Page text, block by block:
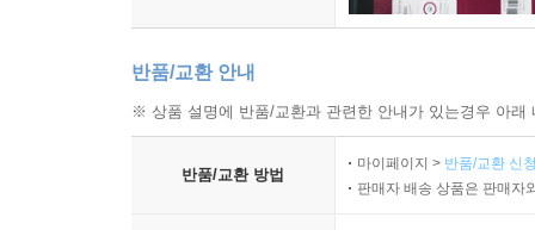
반품/교환 안내
※ 상품 설명에 반품/교환과 관련한 안내가 있는경우 아
반품/교환 방법
마이페이지 > 반품/교환 신
판매자 배송 상품은 판매자